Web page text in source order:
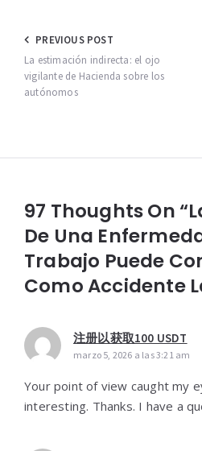
Navegación
de
entradas
PREVIOUS POST
La estimación indirecta: el ojo
vigilante de Hacienda sobre los
autónomos
97 Thoughts On
De Una
Trabajo Puede
Como Accidente
注册以获取100 USDT
marzo 5, 2026 a las 3:21 am
Your point of view caught my
interesting. Thanks. I have a